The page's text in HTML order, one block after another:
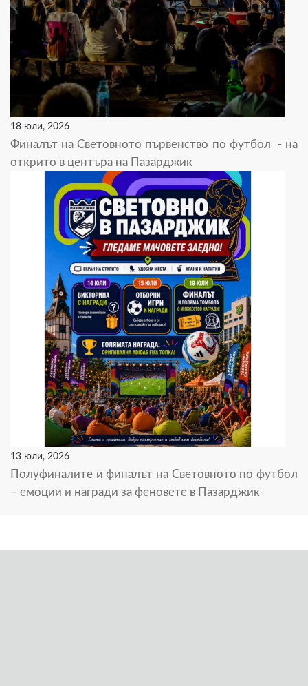
18 юли, 2026
Финалът на Световното първенство по футбол - на
открито в центъра на Пазарджик
13 юли, 2026
Полуфиналите и финалът на Световното по футбол
– емоции и награди за феновете в Пазарджик